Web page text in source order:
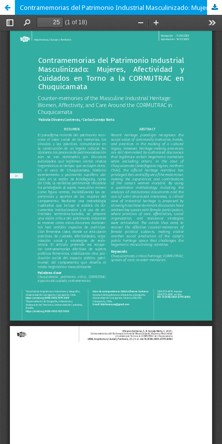
Contramemorias del Patrimonio Industrial Masculinizado: Mujeres, Afectividad y Cuidados en Torno a la CORMUTRAC en Chuquicamata